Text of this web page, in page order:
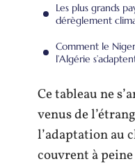
Les plus grands
dérèglement
Comment le
l’Algérie
Ce tableau ne
venus de
l’adaptation au
couvrent à